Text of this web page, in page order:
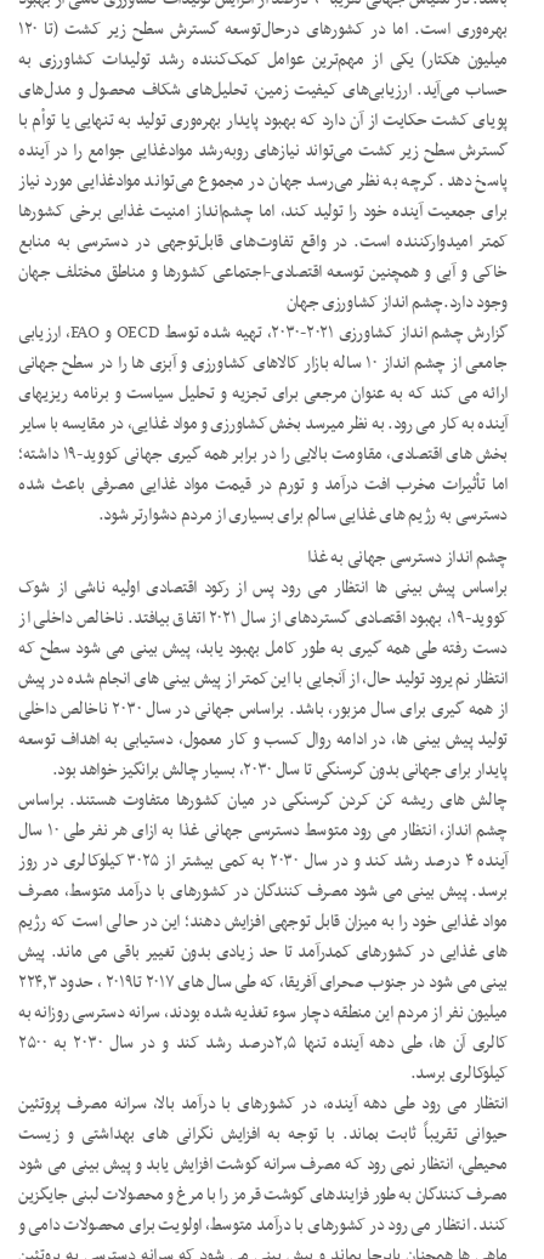
بهره‌وری است. اما در کشورهای درحال‌توسعه گسترش سطح زیر کشت (تا ۱۲۰
میلیون هکتار) یکی از مهم‌ترین عوامل کمک‌کننده رشد تولیدات کشاورزی به
حساب می‌آید. ارزیابی‌های کیفیت زمین، تحلیل‌های شکاف محصول و مدل‌های
پویای کشت حکایت از آن دارد که بهبود پایدار بهره‌وری تولید به تنهایی یا توأم با
گسترش سطح زیر کشت می‌تواند نیازهای روبه‌رشد موادغذایی جوامع را در آینده
پاسخ دهد. گرچه به نظر می‌رسد جهان در مجموع می‌تواند موادغذایی مورد نیاز
برای جمعیت آینده خود را تولید کند، اما چشم‌انداز امنیت غذایی برخی کشورها
کمتر امیدوارکننده است. در واقع تفاوت‌های قابل‌توجهی در دسترسی به منابع
خاکی و آبی و همچنین توسعه اقتصادی-اجتماعی کشورها و مناطق مختلف جهان
وجود دارد.چشم انداز کشاورزی جهان
گزارش چشم انداز کشاورزی ۲۰۲۱-۲۰۳۰، تهیه شده توسط OECD و FAO، ارزیابی
جامعی از چشم انداز ۱۰ ساله بازار کالاهای کشاورزی و آبزی ها را در سطح جهانی
ارائه می کند که به عنوان مرجعی برای تجزیه و تحلیل سیاست و برنامه ریزیهای
آینده به کار می رود. به نظر میرسد بخش کشاورزی و مواد غذایی، در مقایسه با سایر
بخش های اقتصادی، مقاومت بالایی را در برابر همه گیری جهانی کووید-۱۹ داشته؛
اما تأثیرات مخرب افت درآمد و تورم در قیمت مواد غذایی مصرفی باعث شده
دسترسی به رژیم های غذایی سالم برای بسیاری از مردم دشوارتر شود.
چشم انداز دسترسی جهانی به غذا
براساس پیش بینی ها انتظار می رود پس از رکود اقتصادی اولیه ناشی از شوک
کووید-۱۹، بهبود اقتصادی گستردهای از سال ۲۰۲۱ اتفاق بیافتد. ناخالص داخلی از
دست رفته طی همه گیری به طور کامل بهبود یابد، پیش بینی می شود سطح که
انتظار نم یرود تولید حال، از آنجایی با این کمتر از پیش بینی های انجام شده در پیش
از همه گیری برای سال مزبور، باشد. براساس جهانی در سال ۲۰۳۰ ناخالص داخلی
تولید پیش بینی ها، در ادامه روال کسب و کار معمول، دستیابی به اهداف توسعه
پایدار برای جهانی بدون گرسنگی تا سال ۲۰۳۰، بسیار چالش برانگیز خواهد بود.
چالش های ریشه کن کردن گرسنگی در میان کشورها متفاوت هستند. براساس
چشم انداز، انتظار می رود متوسط دسترسی جهانی غذا به ازای هر نفر طی ۱۰ سال
آینده ۴ درصد رشد کند و در سال ۲۰۳۰ به کمی بیشتر از ۳۰۲۵ کیلوکالری در روز
برسد. پیش بینی می شود مصرف کنندگان در کشورهای با درآمد متوسط، مصرف
مواد غذایی خود را به میزان قابل توجهی افزایش دهند؛ این در حالی است که رژیم
های غذایی در کشورهای کمدرآمد تا حد زیادی بدون تغییر باقی می ماند. پیش
بینی می شود در جنوب صحرای آفریقا، که طی سال های ۲۰۱۷ تا۲۰۱۹ ، حدود ۲۲۴٫۳
میلیون نفر از مردم این منطقه دچار سوء تغذیه شده بودند، سرانه دسترسی روزانه به
کالری آن ها، طی دهه آینده تنها ۲٫۵درصد رشد کند و در سال ۲۰۳۰ به ۲۵۰۰
کیلوکالری برسد.
انتظار می رود طی دهه آینده، در کشورهای با درآمد بالا، سرانه مصرف پروتئین
حیوانی تقریباً ثابت بماند. با توجه به افزایش نگرانی های بهداشتی و زیست
محیطی، انتظار نمی رود که مصرف سرانه گوشت افزایش یابد و پیش بینی می شود
مصرف کنندگان به طور فزایندهای گوشت قرمز را با مرغ و محصولات لبنی جایگزین
کنند. انتظار می رود در کشورهای با درآمد متوسط، اولویت برای محصولات دامی و